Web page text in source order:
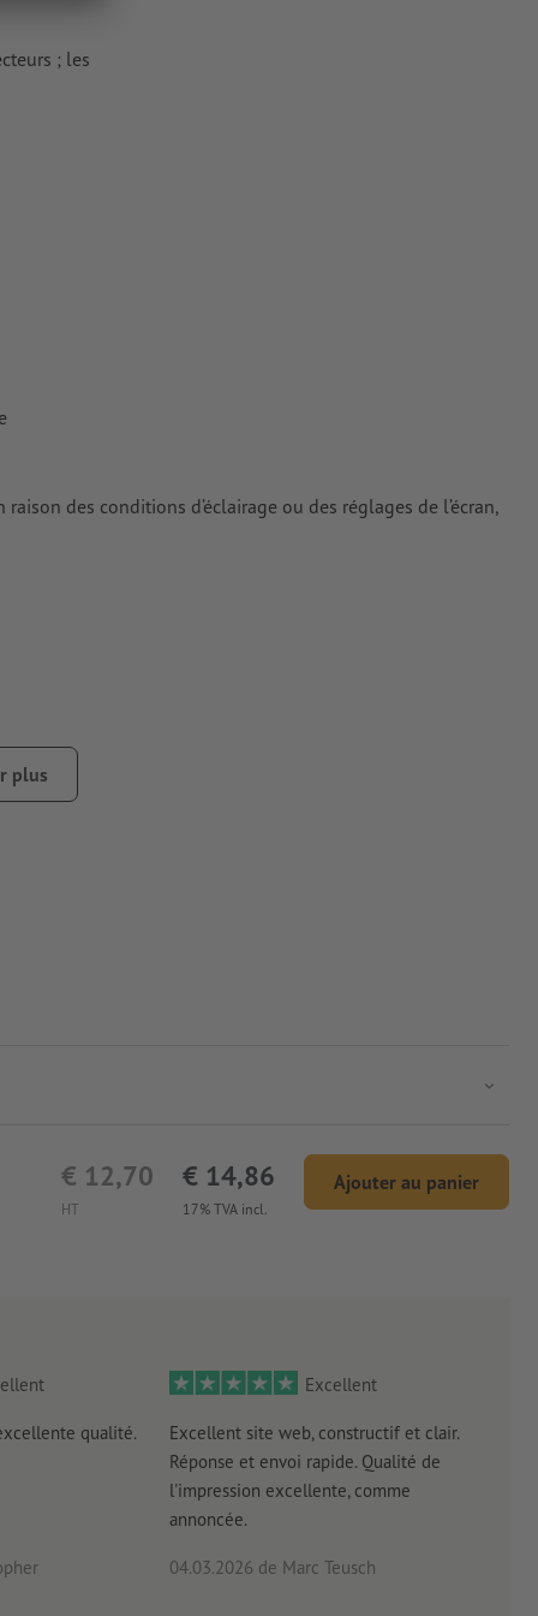
; les
les
des conditions d’éclairage ou des réglages de l’écran,
plus
HT
€ 12,70
17% TVA incl.
€ 14,86 Ajouter au panier
qualité.
Excellent
Excellent site web, constructif et clair.
Réponse et envoi rapide. Qualité de
l'impression excellente, comme
annoncée.
04.03.2026 de Marc Teusch